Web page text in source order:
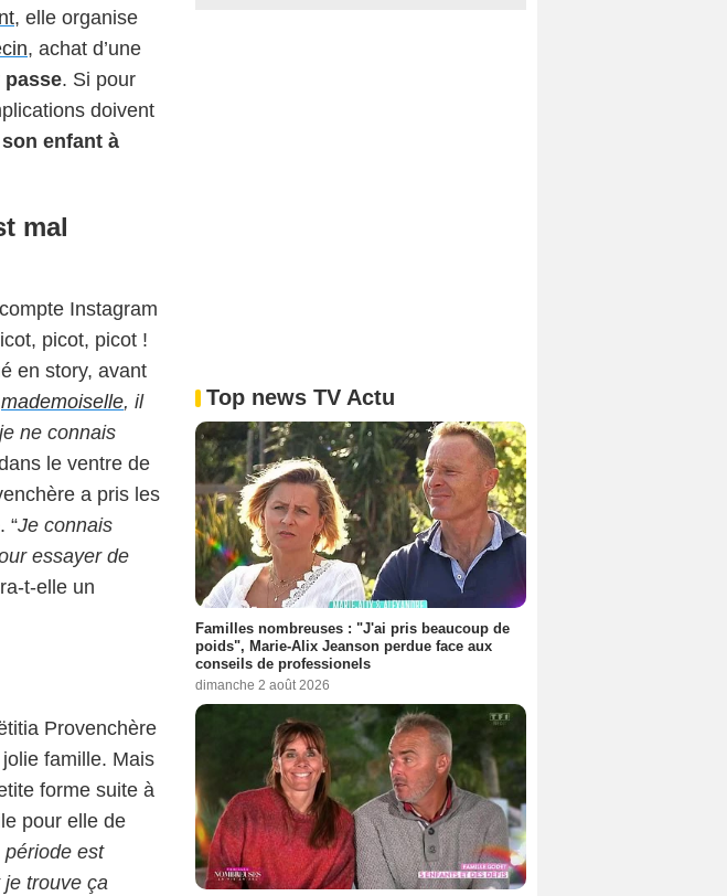
, elle organise
, achat d’une
. Si pour
doivent
enfant à
mal
Instagram
picot, picot !
en story, avant
mademoiselle, il
ne connais
le ventre de
a pris les
. “Je connais
essayer de
t-elle un
Provenchère
famille. Mais
forme suite à
pour elle de
période est
je trouve ça
Top news TV Actu
Familles nombreuses : "J'ai pris beaucoup de
poids", Marie-Alix Jeanson perdue face aux
conseils de professionels
dimanche 2 août 2026